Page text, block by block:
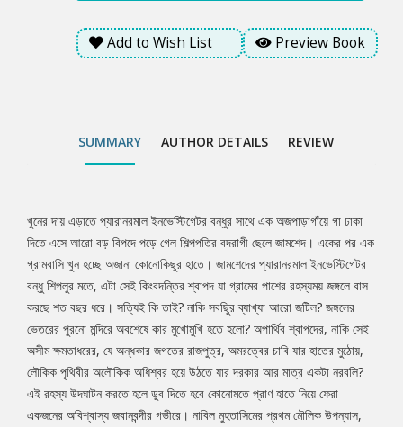
নরবলি? এই রহস্য উদঘাটন করতে হলে ডুব দিতে হবে কোনোমতে প্রাণ হাতে
নিয়ে ফেরা একজনের অবিশ্বাস্য জবানবন্দীর গভীরে। নাবিল মুহতাসিমের প্রথম
মৌলিক উপন্যাস, হরর-থ্রিলার ‘শ্বাপদ সনে’ পাঠককে ভিন্ন ধরণের একটি
Add to Wish List Preview Book
SUMMARY AUTHOR DETAILS REVIEW
Tab
Article
খুনের দায় এড়াতে প্যারানরমাল ইনভেস্টিগেটর বন্ধুর সাথে এক অজপাড়াগাঁয়ে গা ঢাকা
দিতে এসে আরো বড় বিপদে পড়ে গেল শিল্পপতির বদরাগী ছেলে জামশেদ। একের পর এক
গ্রামবাসি খুন হচ্ছে অজানা কোনোকিছুর হাতে। জামশেদের প্যারানরমাল ইনভেস্টিগেটর
বন্ধু শিপলুর মতে, এটা সেই কিংবদন্তির শ্বাপদ যা গ্রামের পাশের রহস্যময় জঙ্গলে বাস
করছে শত বছর ধরে। সত্যিই কি তাই? নাকি সবছিুর ব্যাখ্যা আরো জটিল? জঙ্গলের
ভেতরের পুরনো মন্দিরে অবশেষে কার মুখোমুখি হতে হলো? অপার্থিব শ্বাপদের, নাকি সেই
অসীম ক্ষমতাধরের, যে অন্ধকার জগতের রাজপুত্র, অমরত্বের চাবি যার হাতের মুঠোয়,
লৌকিক পৃথিবীর অলৌকিক অধিশ্বর হয়ে উঠতে যার দরকার আর মাত্র একটা নরবলি?
এই রহস্য উদঘাটন করতে হলে ডুব দিতে হবে কোনোমতে প্রাণ হাতে নিয়ে ফেরা
একজনের অবিশ্বাস্য জবানবন্দীর গভীরে। নাবিল মুহতাসিমের প্রথম মৌলিক উপন্যাস,